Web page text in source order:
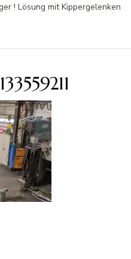
! Lösung mit Kippergelenken